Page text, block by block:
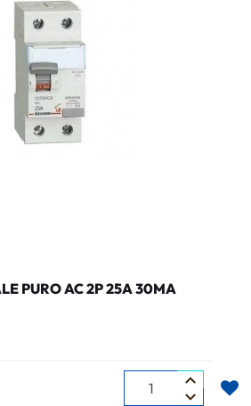
PURO AC 2P 25A 30MA